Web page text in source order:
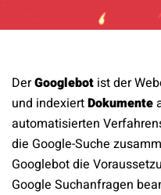
Kontakt
DerGooglebot ist der
und indexiertDokumente
automatisierten
die Google-Suche
Googlebot die
Google Suchanfragen